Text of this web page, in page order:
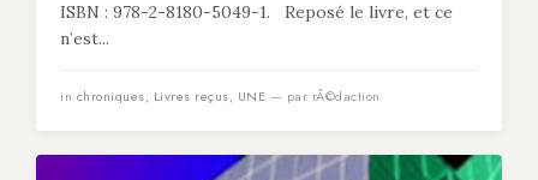
ISBN : 978-2-8180-5049-1. Reposé le livre, et ce
n’est...
in chroniques, Livres reçus, UNE — par rÃ©daction